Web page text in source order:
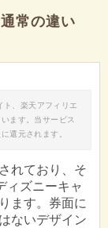
常の違い
、楽天アフィリエ
ます。当サービス
還元されます。
れており、そ
ィズニーキャ
ます。券面に
ないデザイン